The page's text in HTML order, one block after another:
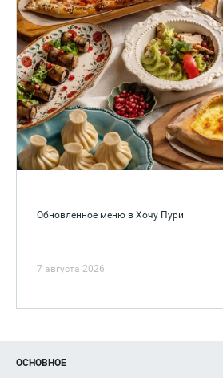
Обновленное меню в Хочу Пури
7 августа 2026
ОСНОВНОЕ